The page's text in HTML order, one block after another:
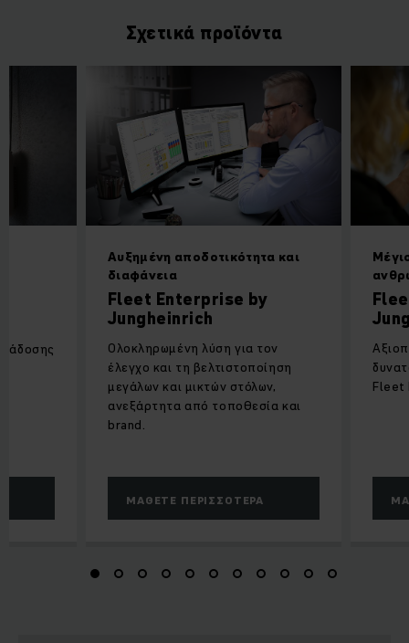
Σχετικά προϊόντα
Αυξημένη αποδοτικότητα και
διαφάνεια
Fleet Enterprise by
Jungheinrich
Ολοκληρωμένη λύση για τον
έλεγχο και τη βελτιστοποίηση
μεγάλων και μικτών στόλων,
ανεξάρτητα από τοποθεσία και
brand.
ΜΆΘΕΤΕ ΠΕΡΙΣΣΌΤΕΡΑ
Fleet